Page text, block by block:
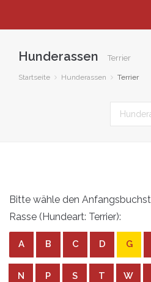
Hunderassen Terrier
Startseite Hunderassen Terrier
Bitte wähle den
Rasse (Hundeart: Terrier):
A B C D G
N P S T W